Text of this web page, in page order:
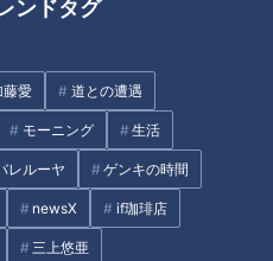
ンドタグ
藤愛 道との遭遇
モーニング 生活
レルーヤ ゲンキの時間
newsX if珈琲店
三上悠亜
クッキング】
信 たっくー
都市伝説 ナナフシギ